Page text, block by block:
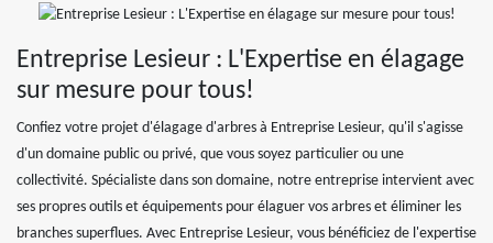
Entreprise Lesieur : L'Expertise en élagage
sur mesure pour tous!
Confiez votre projet d'élagage d'arbres à Entreprise Lesieur, qu'il s'agisse
d'un domaine public ou privé, que vous soyez particulier ou une
collectivité. Spécialiste dans son domaine, notre entreprise intervient avec
ses propres outils et équipements pour élaguer vos arbres et éliminer les
branches superflues. Avec Entreprise Lesieur, vous bénéficiez de l'expertise